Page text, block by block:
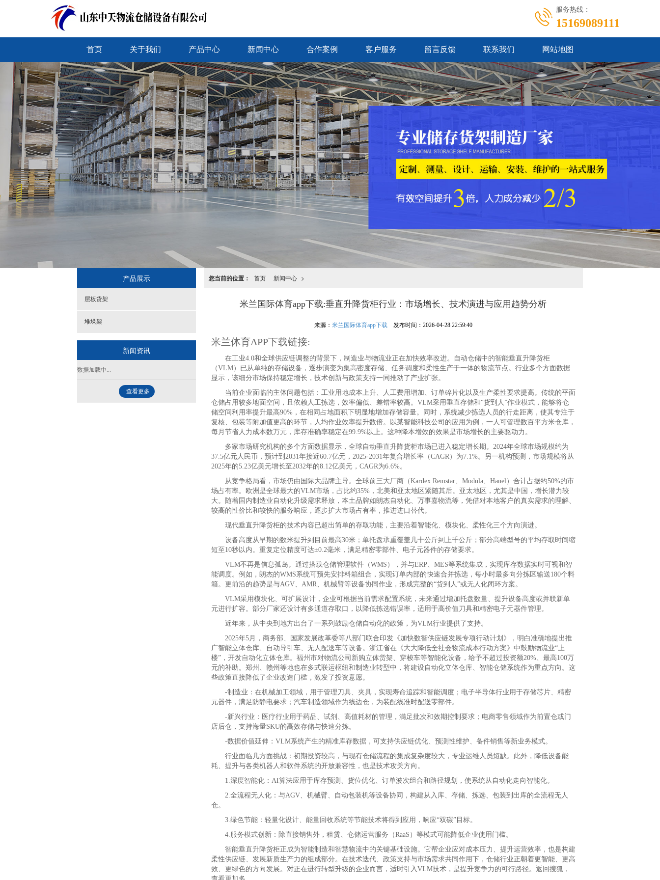
服务热线：
15169089111
首页 关于我们 产品中心 新闻中心 合作案例 客户服务 留言反馈 联系我们 网站地图
您当前的位置： 首页 >
新闻中心
米兰国际体育app下载:垂直升降货柜行业：市场增长、技术演进与应用趋势分析
来源： 米兰国际体育app下载发布时间：2026-04-28 22:59:40
米兰体育APP下载链接:
在工业4.0和全球供应链调整的背景下，制造业与物流业正在加快效率改进。自动仓储中的智能垂直升降货柜
（VLM）已从单纯的存储设备，逐步演变为集高密度存储、任务调度和柔性生产于一体的物流节点。行业多个方面数据
显示，该细分市场保持稳定增长，技术创新与政策支持一同推动了产业扩张。
当前企业面临的主体问题包括：工业用地成本上升、人工费用增加、订单碎片化以及生产柔性要求提高。传统的平面
仓储占用较多地面空间，且依赖人工拣选，效率偏低、差错率较高。VLM采用垂直存储和“货到人”作业模式，能够将仓
储空间利用率提升最高90%，在相同占地面积下明显地增加存储容量。同时，系统减少拣选人员的行走距离，使其专注于
复核、包装等附加值更高的环节，人均作业效率提升数倍。以某智能科技公司的应用为例，一人可管理数百平方米仓库，
每月节省人力成本数万元，库存准确率稳定在99.9%以上。这种降本增效的效果是市场增长的主要驱动力。
多家市场研究机构的多个方面数据显示，全球自动垂直升降货柜市场已进入稳定增长期。2024年全球市场规模约为
37.5亿元人民币，预计到2031年接近60.7亿元，2025-2031年复合增长率（CAGR）为7.1%。另一机构预测，市场规模将从
2025年的5.23亿美元增长至2032年的8.12亿美元，CAGR为6.6%。
从竞争格局看，市场仍由国际大品牌主导。全球前三大厂商（Kardex Remstar、Modula、Hanel）合计占据约50%的市
场占有率。欧洲是全球最大的VLM市场，占比约35%，北美和亚太地区紧随其后。亚太地区，尤其是中国，增长潜力较
大。随着国内制造业自动化升级需求释放，本土品牌如朗杰自动化、万事嘉物流等，凭借对本地客户的真实需求的理解、
较高的性价比和较快的服务响应，逐步扩大市场占有率，推进进口替代。
现代垂直升降货柜的技术内容已超出简单的存取功能，主要沿着智能化、模块化、柔性化三个方向演进。
设备高度从早期的数米提升到目前最高30米；单托盘承重覆盖几十公斤到上千公斤；部分高端型号的平均存取时间缩
短至10秒以内。重复定位精度可达±0.2毫米，满足精密零部件、电子元器件的存储要求。
VLM不再是信息孤岛。通过搭载仓储管理软件（WMS），并与ERP、MES等系统集成，实现库存数据实时可视和智
能调度。例如，朗杰的WMS系统可预先安排料箱组合，实现订单内部的快速合并拣选，每小时最多向分拣区输送180个料
箱。更前沿的趋势是与AGV、AMR、机械臂等设备协同作业，形成完整的“货到人”或无人化闭环方案。
VLM采用模块化、可扩展设计，企业可根据当前需求配置系统，未来通过增加托盘数量、提升设备高度或并联新单
元进行扩容。部分厂家还设计有多通道存取口，以降低拣选错误率，适用于高价值刀具和精密电子元器件管理。
近年来，从中央到地方出台了一系列鼓励仓储自动化的政策，为VLM行业提供了支持。
2025年5月，商务部、国家发展改革委等八部门联合印发《加快数智供应链发展专项行动计划》，明白准确地提出推
广智能立体仓库、自动导引车、无人配送车等设备。浙江省在《大大降低全社会物流成本行动方案》中鼓励物流业“上
楼”，开发自动化立体仓库。福州市对物流公司新购立体货架、穿梭车等智能化设备，给予不超过投资额20%、最高100万
元的补助。郑州、赣州等地也在多式联运枢纽和制造业转型中，将建设自动化立体仓库、智能仓储系统作为重点方向。这
些政策直接降低了企业改造门槛，激发了投资意愿。
-制造业：在机械加工领域，用于管理刀具、夹具，实现寿命追踪和智能调度；电子半导体行业用于存储芯片、精密
元器件，满足防静电要求；汽车制造领域作为线边仓，为装配线准时配送零部件。
-新兴行业：医疗行业用于药品、试剂、高值耗材的管理，满足批次和效期控制要求；电商零售领域作为前置仓或门
店后仓，支持海量SKU的高效存储与快速分拣。
-数据价值延伸：VLM系统产生的精准库存数据，可支持供应链优化、预测性维护、备件销售等新业务模式。
行业面临几方面挑战：初期投资较高，与现有仓储流程的集成复杂度较大，专业运维人员短缺。此外，降低设备能
耗、提升与各类机器人和软件系统的开放兼容性，也是技术攻关方向。
1.深度智能化：AI算法应用于库存预测、货位优化、订单波次组合和路径规划，使系统从自动化走向智能化。
2.全流程无人化：与AGV、机械臂、自动包装机等设备协同，构建从入库、存储、拣选、包装到出库的全流程无人
仓。
3.绿色节能：轻量化设计、能量回收系统等节能技术将得到应用，响应“双碳”目标。
4.服务模式创新：除直接销售外，租赁、仓储运营服务（RaaS）等模式可能降低企业使用门槛。
智能垂直升降货柜正成为智能制造和智慧物流中的关键基础设施。它帮企业应对成本压力、提升运营效率，也是构建
柔性供应链、发展新质生产力的组成部分。在技术迭代、政策支持与市场需求共同作用下，仓储行业正朝着更智能、更高
效、更绿色的方向发展。对正在进行转型升级的企业而言，适时引入VLM技术，是提升竞争力的可行路径。返回搜狐，
产品展示
层板货架
堆垛架
新闻资讯
数据加载中...
查看更多